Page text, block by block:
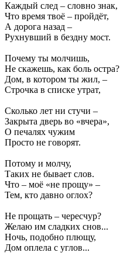
Каждый след – словно знак,
Что время твоё – пройдёт,
А дорога назад –
Рухнувший в бездну мост.
Почему ты молчишь,
Не скажешь, как боль остра?
Дом, в котором ты жил, –
Строчка в списке утрат,
Сколько лет ни стучи –
Закрыта дверь во «вчера»,
О печалях чужим
Просто не говорят.
Потому и молчу,
Таких не бывает слов.
Что – моё «не прощу» –
Тем, кто давно оглох?
Не прощать – чересчур?
Желаю им сладких снов...
Ночь, подобно плющу,
Дом оплела с углов...